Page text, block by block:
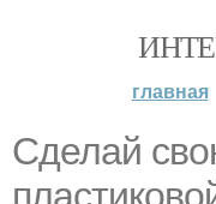
главная
Сделай